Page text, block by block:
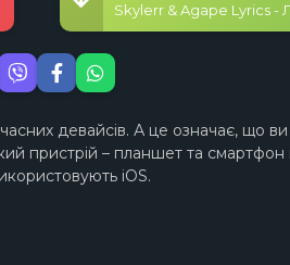
Skylerr & Agape Lyrics
девайсів. А це означає, що
пристрій – планшет та
iOS.